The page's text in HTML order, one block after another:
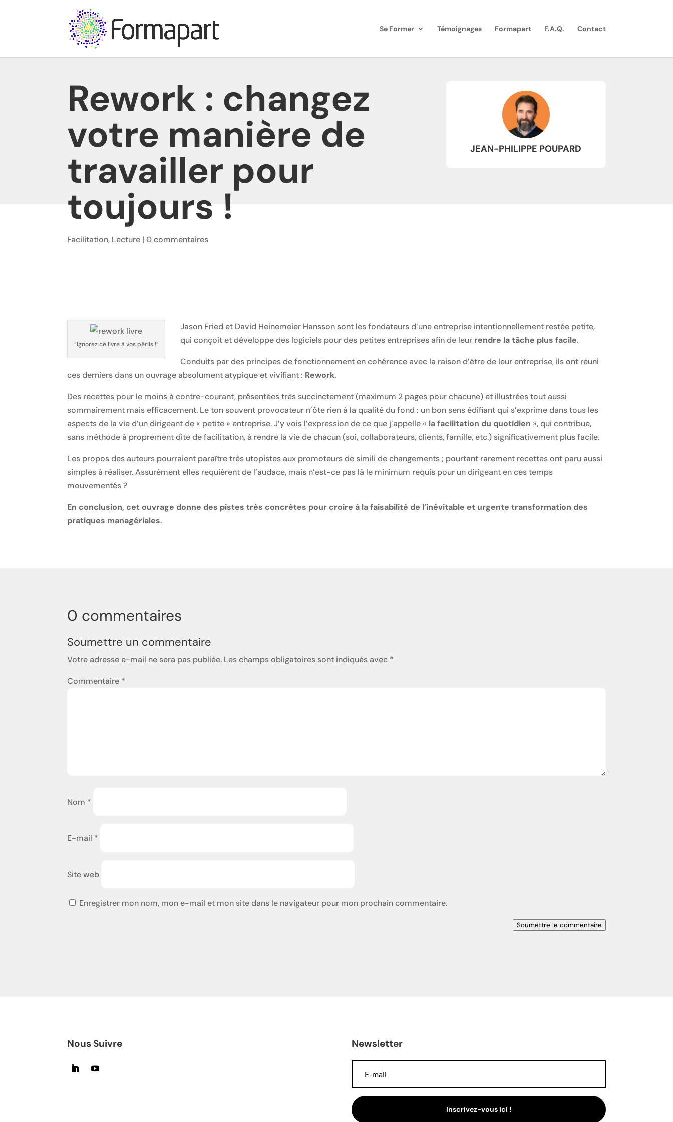
Se Former Témoignages Formapart F.A.Q. Contact
Rework : changez
votre manière de
travailler pour
toujours !
Facilitation, Lecture |0 commentaires
JEAN-PHILIPPE POUPARD
“Ignorez ce livre à vos périls !”
Jason Fried et David Heinemeier Hansson sont les fondateurs d’une entreprise intentionnellement restée petite,
qui conçoit et développe des logiciels pour des petites entreprises afin de leur rendre la tâche plus facile.
Conduits par des principes de fonctionnement en cohérence avec la raison d’être de leur entreprise, ils ont réuni
ces derniers dans un ouvrage absolument atypique et vivifiant : Rework.
Des recettes pour le moins à contre-courant, présentées très succinctement (maximum 2 pages pour chacune) et illustrées tout aussi
sommairement mais efficacement. Le ton souvent provocateur n’ôte rien à la qualité du fond : un bon sens édifiant qui s’exprime dans tous les
aspects de la vie d’un dirigeant de « petite » entreprise. J’y vois l’expression de ce que j’appelle « la facilitation du quotidien », qui contribue,
sans méthode à proprement dite de facilitation, à rendre la vie de chacun (soi, collaborateurs, clients, famille, etc.) significativement plus facile.
Les propos des auteurs pourraient paraître très utopistes aux promoteurs de simili de changements ; pourtant rarement recettes ont paru aussi
simples à réaliser. Assurément elles requièrent de l’audace, mais n’est-ce pas là le minimum requis pour un dirigeant en ces temps
mouvementés ?
En conclusion, cet ouvrage donne des pistes très concrètes pour croire à la faisabilité de l’inévitable et urgente transformation des
pratiques managériales.
0 commentaires
Soumettre un commentaire
Votre adresse e-mail ne sera pas publiée. Les champs obligatoires sont indiqués avec *
Commentaire *
Nom *
E-mail *
Site web
Enregistrer mon nom, mon e-mail et mon site dans le navigateur pour mon prochain commentaire.
Soumettre le commentaire
Nous Suivre Newsletter
Inscrivez-vous ici !